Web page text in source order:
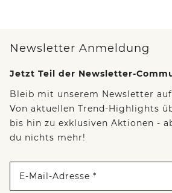
Newsletter Anmeldung
Jetzt Teil der Newsletter-
Bleib mit unserem Newsletter
Von aktuellen Trend-Highlights
bis hin zu exklusiven Aktionen -
du nichts mehr!
E-Mail-Adresse *